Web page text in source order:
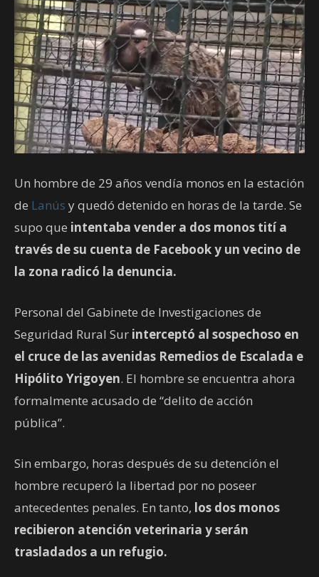
Un hombre de 29 años vendía monos en la estación
de Lanús y quedó detenido en horas de la tarde. Se
supo que intentaba vender a dos monos tití a
través de su cuenta de Facebook y un vecino de
la zona radicó la denuncia.
Personal del Gabinete de Investigaciones de
Seguridad Rural Sur interceptó al sospechoso en
el cruce de las avenidas Remedios de Escalada e
Hipólito Yrigoyen. El hombre se encuentra ahora
formalmente acusado de “delito de acción
pública”.
Sin embargo, horas después de su detención el
hombre recuperó la libertad por no poseer
antecedentes penales. En tanto, los dos monos
recibieron atención veterinaria y serán
trasladados a un refugio.